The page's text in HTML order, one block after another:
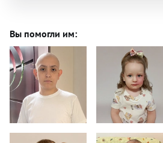
Вы помогли им: